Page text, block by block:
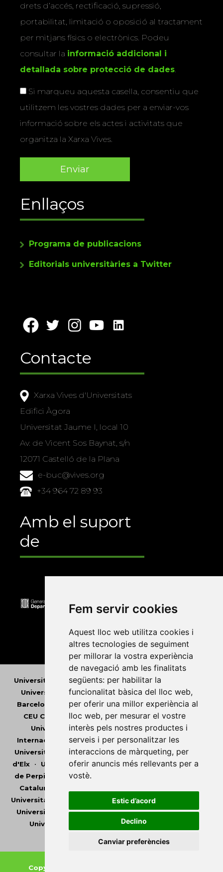
Fem servir cookies
Aquest lloc web utilitza cookies i
altres tecnologies de seguiment
per millorar la vostra experiència
de navegació amb les finalitats
següents: per habilitar la
funcionalitat bàsica del lloc web,
per oferir una millor experiència al
lloc web, per mesurar el vostre
interès pels nostres productes i
serveis i per personalitzar les
interaccions de màrqueting, per
oferir anuncis més rellevants per a
vostè.
Estic d’acord
Declino
Canviar preferències
drets d’accés, rectificació, supressió,
portabilitat, limitació o oposició al tractament
per mitjans físics o electrònics. Podeu
consultar la informació addicional i
detallada sobre protecció de dades.
Si marqueu aquesta casella, consentiu que
utilitzem les vostres dades per a enviar-vos
informació sobre els actes i activitats que
organitza la Xarxa Vives.
Enllaços
Programa de publicacions
Editorials universitàries a Twitter
Contacte
Xarxa Vives d'Universitats
Edifici Àgora
Universitat Jaume I, local 10
Av. de Vicent Sos Baynat, s/n
12071 Castelló de la Plana
e-buc@vives.org
+34 964 72 89 93
Amb el suport
de
Universitat Abat Oliba CEU• Universitat d'Alacant
Universitat d'Andorra•Universitat Autònoma de
Barcelona
Universitat de Barcelona•Universitat
CEU Cardenal Herrera•Universitat de Girona
Universitat de les Illes Balears•Universitat
Internacional de Catalunya •Universitat Jaume I
Universitat de Lleida•Universitat Miguel Hernández
d'Elx• Universitat Oberta de Catalunya•Universitat
de Perpinyà Via Domitia
Catalunya
Universitat Pompeu Fabra
•Universitat Ramon Llull
Universitat Rovira i Virgili•Universitat de Sàsser•
Universitat de València
•Universitat de Vic -
Copyright © 2026